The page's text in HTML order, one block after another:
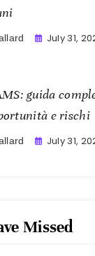
July 31,
guida
e rischi
July 31,
Missed